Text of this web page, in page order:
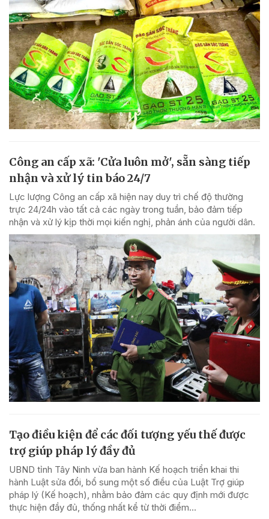
Công an cấp xã: 'Cửa luôn mở', sẵn sàng tiếp
nhận và xử lý tin báo 24/7
Lực lượng Công an cấp xã hiện nay duy trì chế độ thường
trực 24/24h vào tất cả các ngày trong tuần, bảo đảm tiếp
nhận và xử lý kịp thời mọi kiến nghị, phản ánh của người dân.
Tạo điều kiện để các đối tượng yếu thế được
trợ giúp pháp lý đầy đủ
UBND tỉnh Tây Ninh vừa ban hành Kế hoạch triển khai thi
hành Luật sửa đổi, bổ sung một số điều của Luật Trợ giúp
pháp lý (Kế hoạch), nhằm bảo đảm các quy định mới được
thực hiện đầy đủ, thống nhất kể từ thời điểm...